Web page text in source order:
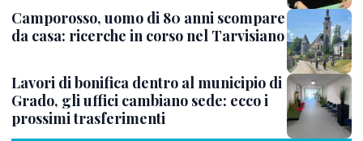
Camporosso, uomo di 80 anni scompare
da casa: ricerche in corso nel Tarvisiano
Lavori di bonifica dentro al municipio di
Grado, gli uffici cambiano sede: ecco i
prossimi trasferimenti